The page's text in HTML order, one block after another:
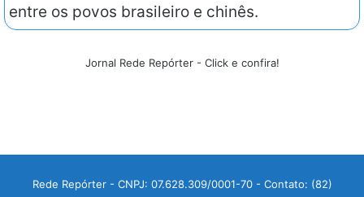
entre os povos brasileiro e chinês.
Jornal Rede Repórter - Click e confira!
Rede Repórter - CNPJ: 07.628.309/0001-70 - Contato: (82)